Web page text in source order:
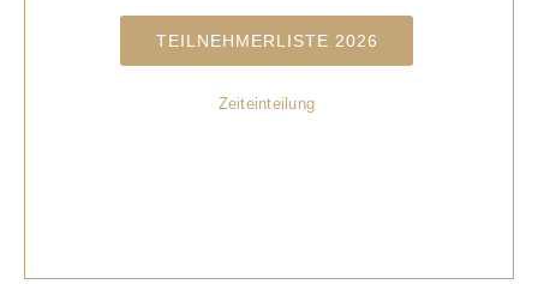
TEILNEHMERLISTE 2026
Zeiteinteilung